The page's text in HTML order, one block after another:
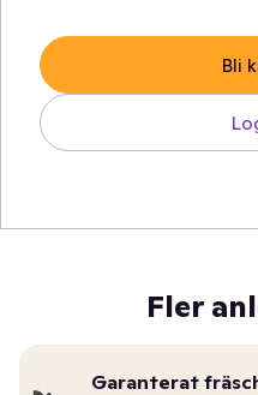
Bli
Fler
Garanterat